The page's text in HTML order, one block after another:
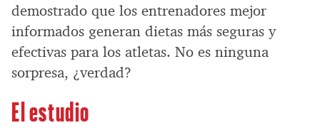
demostrado que los entrenadores mejor
informados generan dietas más seguras y
efectivas para los atletas. No es ninguna
sorpresa, ¿verdad?
El estudio